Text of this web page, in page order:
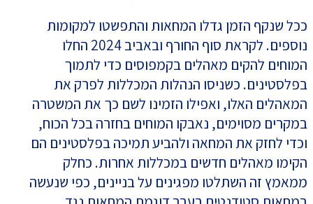
ככל שנקף הזמן גדלו המחאות והתפשטו למקומות
נוספים. לקראת סוף החורף ובאביב 2024 החלו
המוחים להקים מאהלים בקמפוסים כדי לתמוך
בפלסטינים. כשניסו הנהלות המכללות לפרק את
המאהלים האלו, ואפילו הזמינו לשם כך את המשטרה
במקרים מסוימים, נאבקו המוחים בחזרה בכל הכוח,
וכדי לחזק את המחאה ולהביע תמיכה בפלסטינים הם
הקימו מאהלים חדשים במכללות אחרות. כחלק
ממאמץ זה השתלטו מפגינים על בניינים, כפי שנעשה